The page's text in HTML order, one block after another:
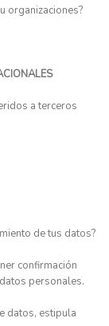
organizaciones?
a terceros
de tus datos?
confirmación
personales.
datos, estipula